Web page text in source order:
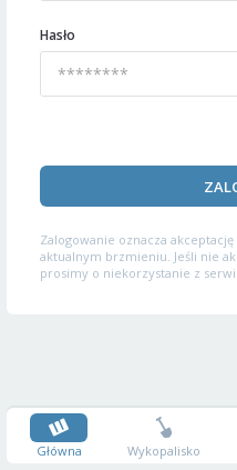
Hasło
Zalogowanie oznacza akceptację
aktualnym brzmieniu. Jeśli nie
prosimy o niekorzystanie z
Główna Wykopalisko